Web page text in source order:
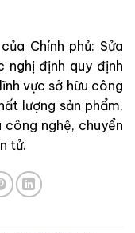
Chính phủ: Sửa
nghị định quy định
vực sở hữu công
lượng sản phẩm,
nghệ, chuyển
tử.